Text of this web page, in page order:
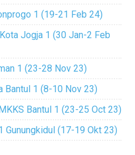
1 (19-21 Feb 24)
Jogja 1 (30 Jan-2 Feb
1 (23-28 Nov 23)
Bantul 1 (8-10 Nov 23)
Bantul 1 (23-25 Oct 23)
Gunungkidul (17-19 Okt 23)